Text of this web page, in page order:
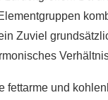
Zuviel
fettarme und